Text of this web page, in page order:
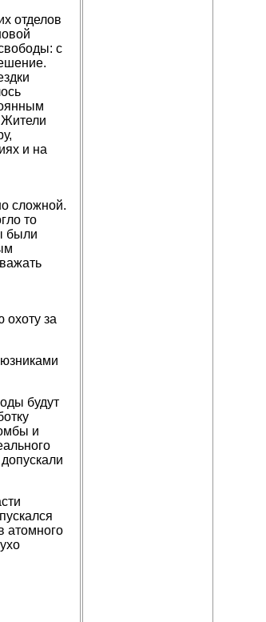
отделов
с
Жители
и на
сложной.
то
были
за
будут
и
атомного